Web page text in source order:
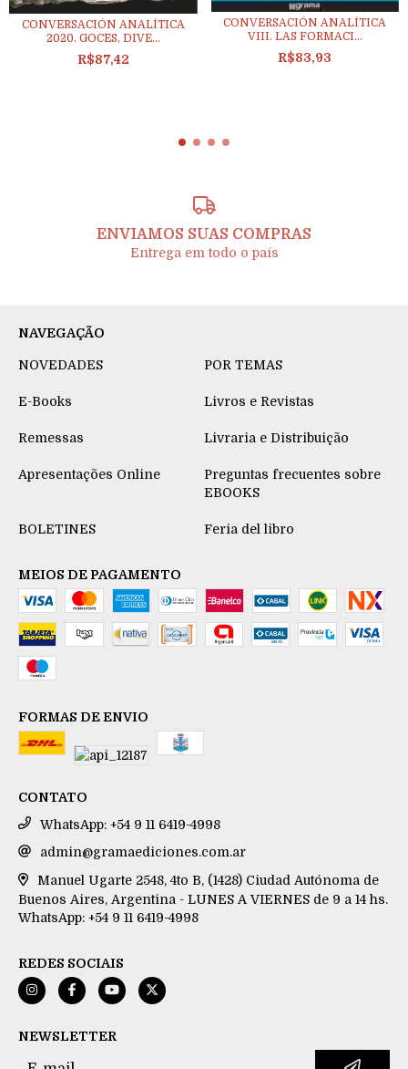
CONVERSACIÓN ANALÍTICA
2020. GOCES, DIVE...
R$87,42
CONVERSACIÓN ANALÍTICA
VIII. LAS FORMACI...
R$83,93
ENVIAMOS SUAS COMPRAS
Entrega em todo o país
NAVEGAÇÃO
NOVEDADES POR TEMAS
E-Books Livros e Revistas
Remessas Livraria e Distribuição
Apresentações Online
Preguntas frecuentes sobre
EBOOKS
BOLETINES Feria del libro
MEIOS DE PAGAMENTO
FORMAS DE ENVIO
CONTATO
WhatsApp: +54 9 11 6419-4998
admin@gramaediciones.com.ar
Manuel Ugarte 2548, 4to B, (1428) Ciudad Autónoma de
Buenos Aires, Argentina - LUNES A VIERNES de 9 a 14 hs.
WhatsApp: +54 9 11 6419-4998
REDES SOCIAIS
NEWSLETTER